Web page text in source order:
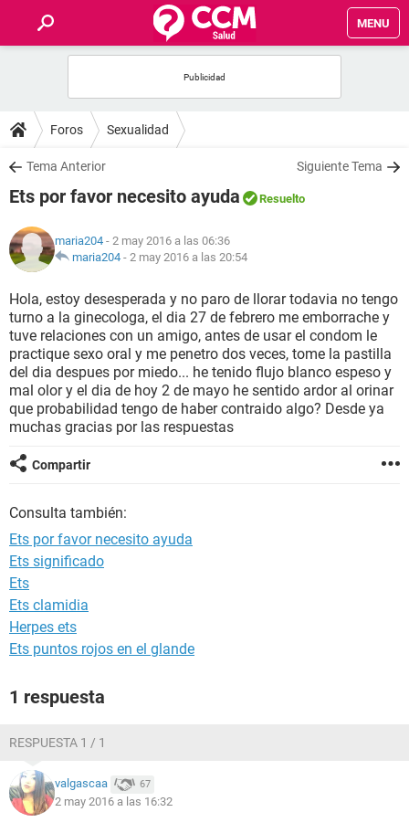
MENU
FOROS
SALUD
FAMILIA
NUTRICIÓN
BIENESTAR
SEXUALIDAD
GLOSARIO
Foros Sexualidad
Tema Anterior Siguiente Tema
Ets por favor necesito ayuda Resuelto
maria204 - 2 may 2016 a las 06:36
maria204 - 2 may 2016 a las 20:54
Hola, estoy desesperada y no paro de llorar todavia no tengo
turno a la ginecologa, el dia 27 de febrero me emborrache y
tuve relaciones con un amigo, antes de usar el condom le
practique sexo oral y me penetro dos veces, tome la pastilla
del dia despues por miedo... he tenido flujo blanco espeso y
mal olor y el dia de hoy 2 de mayo he sentido ardor al orinar
que probabilidad tengo de haber contraido algo? Desde ya
muchas gracias por las respuestas
Compartir
Consulta también:
Ets por favor necesito ayuda
Ets significado
Ets
Ets clamidia
Herpes ets
Ets puntos rojos en el glande
1 respuesta
RESPUESTA 1 / 1
valgascaa 67
2 may 2016 a las 16:32